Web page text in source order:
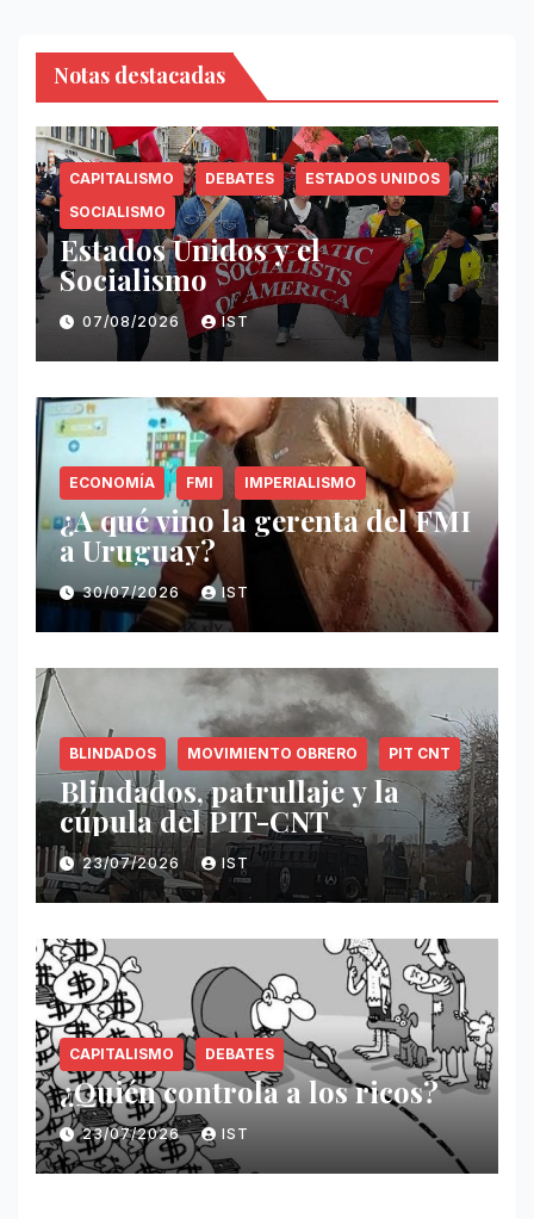
Notas destacadas
CAPITALISMO DEBATES
ESTADOS UNIDOS
SOCIALISMO
Estados Unidos y el
Socialismo
07/08/2026 IST
ECONOMÍA FMI IMPERIALISMO
¿A qué vino la gerenta del FMI
a Uruguay?
30/07/2026 IST
BLINDADOS MOVIMIENTO OBRERO PIT CNT
Blindados, patrullaje y la
cúpula del PIT-CNT
23/07/2026 IST
CAPITALISMO DEBATES
¿Quién controla a los ricos?
23/07/2026 IST